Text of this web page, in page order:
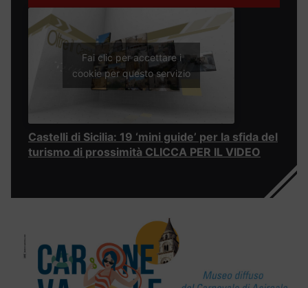
Fai clic per accettare i
cookie per questo servizio
Castelli di Sicilia: 19 ‘mini guide’ per la sfida del
turismo di prossimità CLICCA PER IL VIDEO